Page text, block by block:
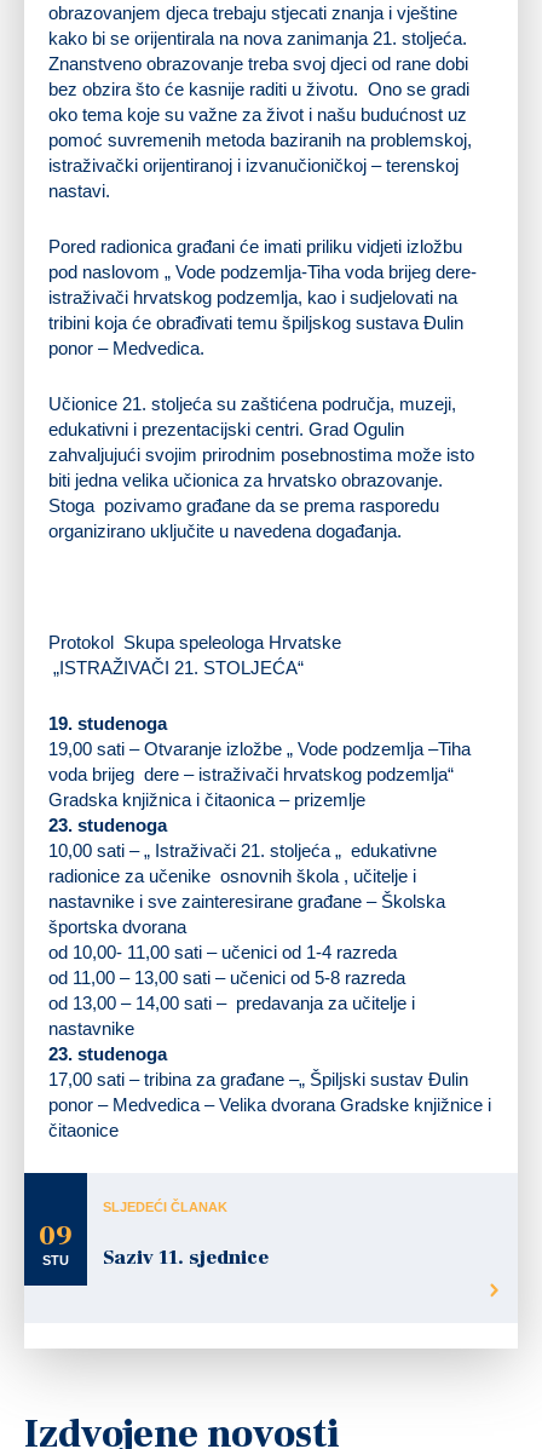
obrazovanjem djeca trebaju stjecati znanja i vještine
kako bi se orijentirala na nova zanimanja 21. stoljeća.
Znanstveno obrazovanje treba svoj djeci od rane dobi
bez obzira što će kasnije raditi u životu. Ono se gradi
oko tema koje su važne za život i našu budućnost uz
pomoć suvremenih metoda baziranih na problemskoj,
istraživački orijentiranoj i izvanučioničkoj – terenskoj
nastavi.
Pored radionica građani će imati priliku vidjeti izložbu
pod naslovom „ Vode podzemlja-Tiha voda brijeg dere-
istraživači hrvatskog podzemlja, kao i sudjelovati na
tribini koja će obrađivati temu špiljskog sustava Đulin
ponor – Medvedica.
Učionice 21. stoljeća su zaštićena područja, muzeji,
edukativni i prezentacijski centri. Grad Ogulin
zahvaljujući svojim prirodnim posebnostima može isto
biti jedna velika učionica za hrvatsko obrazovanje.
Stoga pozivamo građane da se prema rasporedu
organizirano uključite u navedena događanja.
Protokol Skupa speleologa Hrvatske
„ISTRAŽIVAČI 21. STOLJEĆA“
19. studenoga
19,00 sati – Otvaranje izložbe „ Vode podzemlja –Tiha
voda brijeg dere – istraživači hrvatskog podzemlja“
Gradska knjižnica i čitaonica – prizemlje
23. studenoga
10,00 sati – „ Istraživači 21. stoljeća „ edukativne
radionice za učenike osnovnih škola , učitelje i
nastavnike i sve zainteresirane građane – Školska
športska dvorana
od 10,00- 11,00 sati – učenici od 1-4 razreda
od 11,00 – 13,00 sati – učenici od 5-8 razreda
od 13,00 – 14,00 sati – predavanja za učitelje i
nastavnike
23. studenoga
17,00 sati – tribina za građane –„ Špiljski sustav Đulin
ponor – Medvedica – Velika dvorana Gradske knjižnice i
čitaonice
09
STU
SLJEDEĆI ČLANAK
Saziv 11. sjednice
Izdvojene novosti